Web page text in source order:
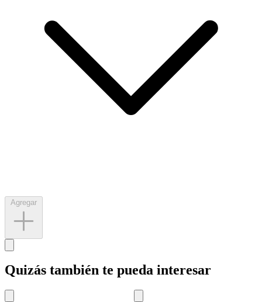
Quizás también te pueda interesar